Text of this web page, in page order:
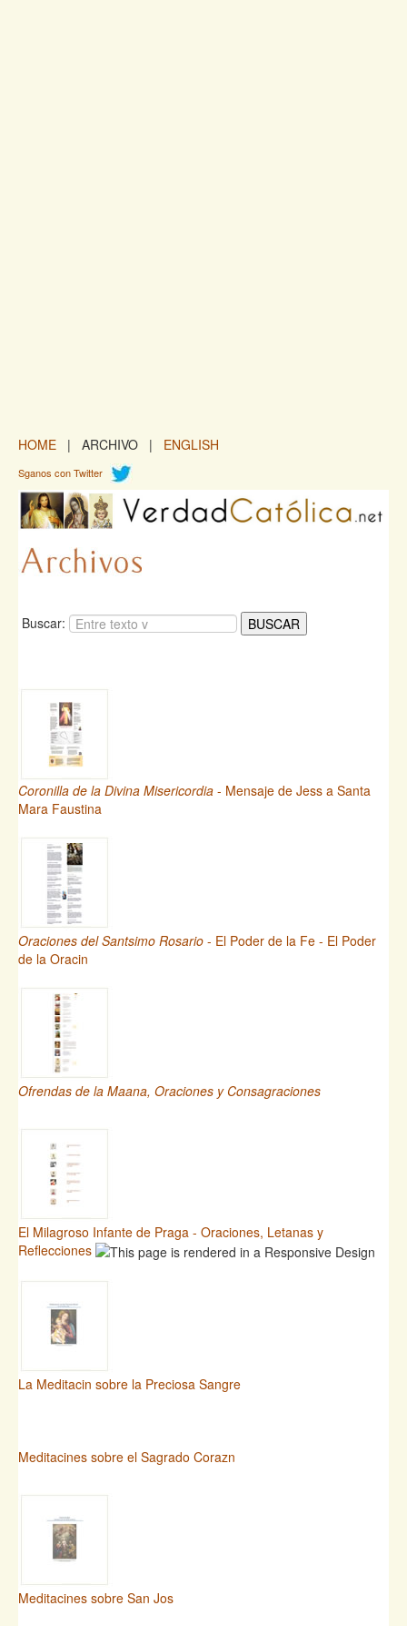
HOME | ARCHIVO | ENGLISH
Sganos con Twitter
Buscar:
Coronilla de la Divina Misericordia - Mensaje de Jess a Santa
Mara Faustina
Oraciones del Santsimo Rosario - El Poder de la Fe - El Poder
de la Oracin
Ofrendas de la Maana, Oraciones y Consagraciones
El Milagroso Infante de Praga - Oraciones, Letanas y
Reflecciones
La Meditacin sobre la Preciosa Sangre
Meditacines sobre el Sagrado Corazn
Meditacines sobre San Jos